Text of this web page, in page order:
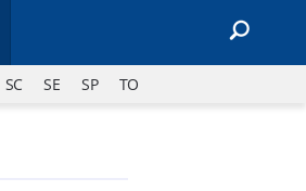
SC SE SP TO